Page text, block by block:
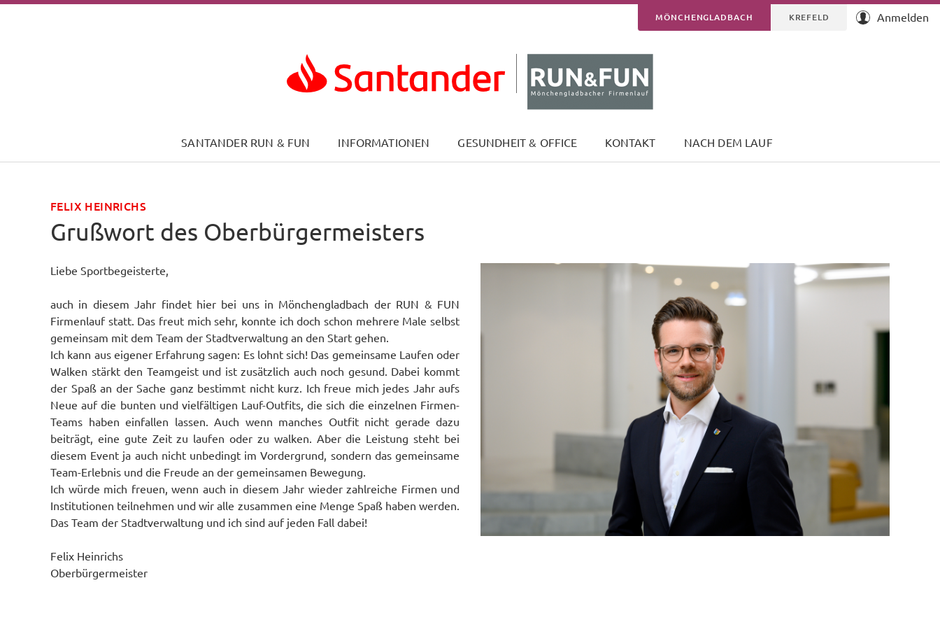
Skip to main content
MÖNCHENGLADBACH KREFELD Anmelden
SANTANDER RUN & FUN (CURRENT)
INFORMATIONEN GESUNDHEIT & OFFICE KONTAKT NACH DEM LAUF
Grußwort des Oberbürgermeisters
FELIX HEINRICHS
Liebe Sportbegeisterte,
auch in diesem Jahr findet hier bei uns in Mönchengladbach der RUN & FUN
Firmenlauf statt. Das freut mich sehr, konnte ich doch schon mehrere Male selbst
gemeinsam mit dem Team der Stadtverwaltung an den Start gehen.
Ich kann aus eigener Erfahrung sagen: Es lohnt sich! Das gemeinsame Laufen oder
Walken stärkt den Teamgeist und ist zusätzlich auch noch gesund. Dabei kommt
der Spaß an der Sache ganz bestimmt nicht kurz. Ich freue mich jedes Jahr aufs
Neue auf die bunten und vielfältigen Lauf-Outfits, die sich die einzelnen Firmen-
Teams haben einfallen lassen. Auch wenn manches Outfit nicht gerade dazu
beiträgt, eine gute Zeit zu laufen oder zu walken. Aber die Leistung steht bei
diesem Event ja auch nicht unbedingt im Vordergrund, sondern das gemeinsame
Team-Erlebnis und die Freude an der gemeinsamen Bewegung.
Ich würde mich freuen, wenn auch in diesem Jahr wieder zahlreiche Firmen und
Institutionen teilnehmen und wir alle zusammen eine Menge Spaß haben werden.
Das Team der Stadtverwaltung und ich sind auf jeden Fall dabei!
Felix Heinrichs
Oberbürgermeister